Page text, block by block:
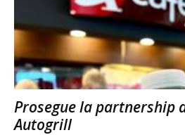
Prosegue la partnership
Autogrill